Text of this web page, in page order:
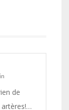
de
artères!…